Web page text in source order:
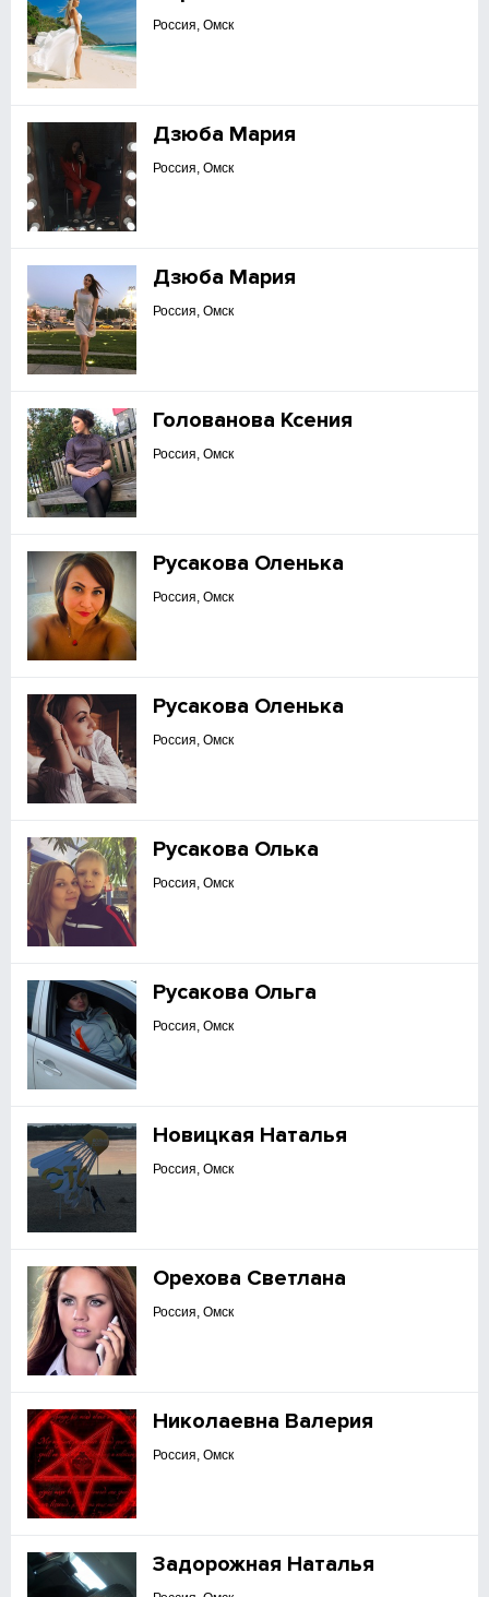
Россия, Омск
Дзюба Мария
Россия, Омск
Дзюба Мария
Россия, Омск
Голованова Ксения
Россия, Омск
Русакова Оленька
Россия, Омск
Русакова Оленька
Россия, Омск
Русакова Олька
Россия, Омск
Русакова Ольга
Россия, Омск
Новицкая Наталья
Россия, Омск
Орехова Светлана
Россия, Омск
Николаевна Валерия
Россия, Омск
Задорожная Наталья